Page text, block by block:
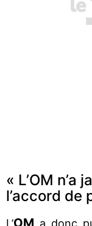
« L’OM n’a
l’accord de
L’OM a donc